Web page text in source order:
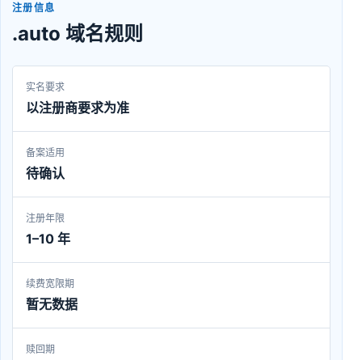
注册信息
.auto 域名规则
实名要求
以注册商要求为准
备案适用
待确认
注册年限
1–10 年
续费宽限期
暂无数据
赎回期